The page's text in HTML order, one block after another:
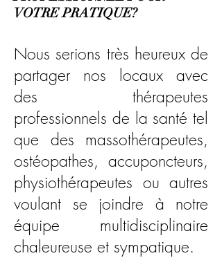
VOTRE PRATIQUE?
Nous serions très heureux de
partager nos locaux avec
des thérapeutes
professionnels de la santé tel
que des massothérapeutes,
ostéopathes, accuponcteurs,
physiothérapeutes ou autres
voulant se joindre à notre
équipe multidisciplinaire
chaleureuse et sympatique.